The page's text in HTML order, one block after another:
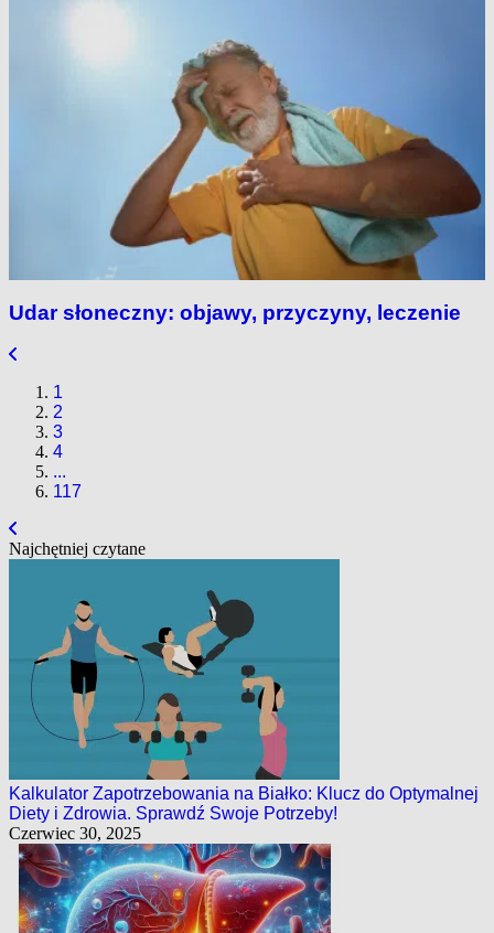
Udar słoneczny: objawy, przyczyny, leczenie
1
2
3
4
...
117
Najchętniej czytane
Kalkulator Zapotrzebowania na Białko: Klucz do Optymalnej
Diety i Zdrowia. Sprawdź Swoje Potrzeby!
Czerwiec 30, 2025